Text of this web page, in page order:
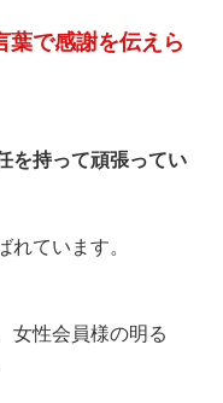
葉で感謝を伝えら
を持って頑張ってい
ています。
女性会員様の明る